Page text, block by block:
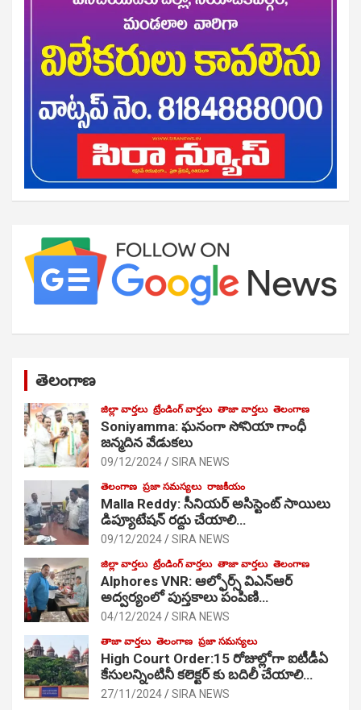
తెలంగాణ
జిల్లా వార్తలు ట్రేండింగ్ వార్తలు తాజా వార్తలు తెలంగాణ
Soniyamma: ఘ‌నంగా సోనియా గాంధీ
జ‌న్మ‌దిన వేడుక‌లు
09/12/2024 SIRA NEWS
తెలంగాణ ప్రజా సమస్యలు రాజకీయం
Malla Reddy: సీనియర్ అసిస్టెంట్ సాయిలు
డిప్యూటేషన్ రద్దు చేయాలి…
09/12/2024 SIRA NEWS
జిల్లా వార్తలు ట్రేండింగ్ వార్తలు తాజా వార్తలు తెలంగాణ
Alphores VNR: ఆల్ఫోర్స్ విఎన్ఆర్
అద్వర్యంలో పుస్తకాలు పంపిణి…
04/12/2024 SIRA NEWS
తాజా వార్తలు తెలంగాణ ప్రజా సమస్యలు
High Court Order:15 రోజుల్లోగా ఐటీడీఏ
కేసులన్నింటినీ కలెక్టర్ కు బదిలీ చేయాలి…
27/11/2024 SIRA NEWS